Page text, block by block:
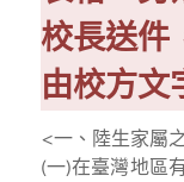
校長送件
由校方文
<一、陸生家屬
(一)在臺灣地區